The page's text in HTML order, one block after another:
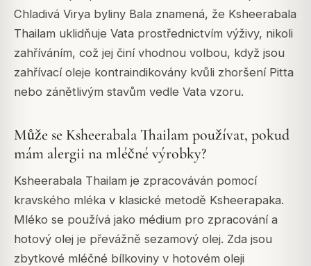
Chladivá Virya byliny Bala znamená, že Ksheerabala
Thailam uklidňuje Vata prostřednictvím výživy, nikoli
zahříváním, což jej činí vhodnou volbou, když jsou
zahřívací oleje kontraindikovány kvůli zhoršení Pitta
nebo zánětlivým stavům vedle Vata vzoru.
Může se Ksheerabala Thailam používat, pokud
mám alergii na mléčné výrobky?
Ksheerabala Thailam je zpracováván pomocí
kravského mléka v klasické metodě Ksheerapaka.
Mléko se používá jako médium pro zpracování a
hotový olej je převážně sezamový olej. Zda jsou
zbytkové mléčné bílkoviny v hotovém oleji